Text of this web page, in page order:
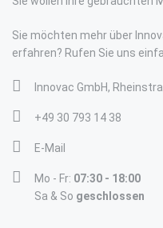
Sie möchten mehr über
erfahren? Rufen Sie uns
Innovac GmbH,
+49 30 793 14 38
E-Mail
Mo - Fr: 07:30 - 18:00
Sa & So geschlossen